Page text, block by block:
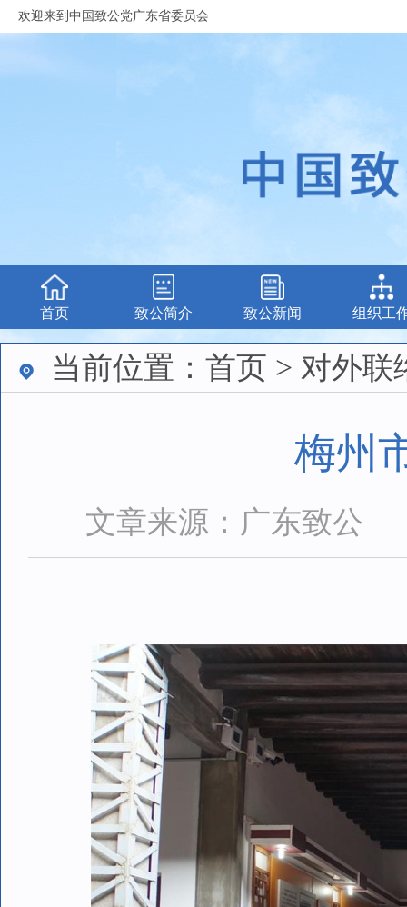
欢迎来到中国致公党广东省委员会
首页 致公简介 致公新闻 组织工
当前位置：首页 > 对外联
梅州
文章来源：广东致公